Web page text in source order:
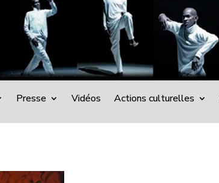
Presse Vidéos Actions culturelles